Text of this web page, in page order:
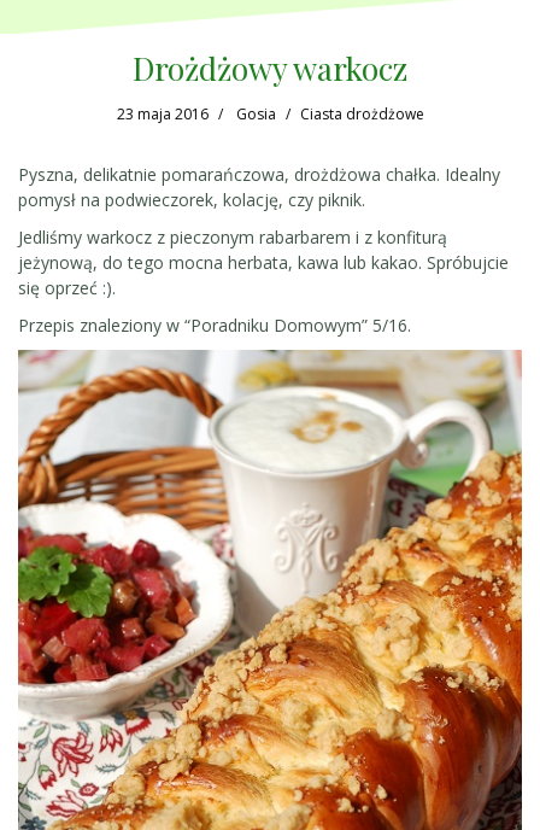
Drożdżowy warkocz
23 maja 2016 Gosia Ciasta drożdżowe
Pyszna, delikatnie pomarańczowa, drożdżowa chałka. Idealny
pomysł na podwieczorek, kolację, czy piknik.
Jedliśmy warkocz z pieczonym rabarbarem i z konfiturą
jeżynową, do tego mocna herbata, kawa lub kakao. Spróbujcie
się oprzeć :).
Przepis znaleziony w “Poradniku Domowym” 5/16.